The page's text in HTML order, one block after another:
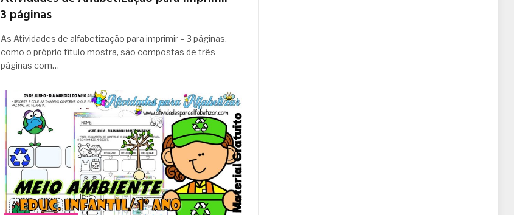
3 páginas
As Atividades de alfabetização para imprimir – 3 páginas,
como o próprio título mostra, são compostas de três
páginas com…